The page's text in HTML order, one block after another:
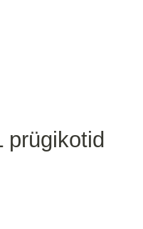
prügikotid